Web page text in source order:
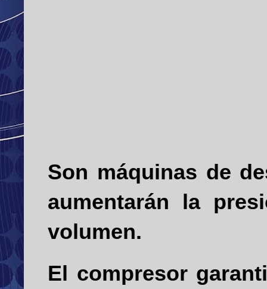
Son máquinas de
aumentarán la
volumen.
El compresor